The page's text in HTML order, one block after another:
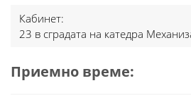
Кабинет:
23 в сградата на катедра
Приемно време: